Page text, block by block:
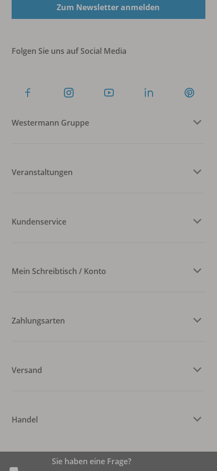
Zum Newsletter anmelden
Folgen Sie uns auf Social Media
Westermann Gruppe
Veranstaltungen
Kundenservice
Mein Schreibtisch / Konto
Zahlungsarten
Versand
Handel
Sie haben eine Frage?